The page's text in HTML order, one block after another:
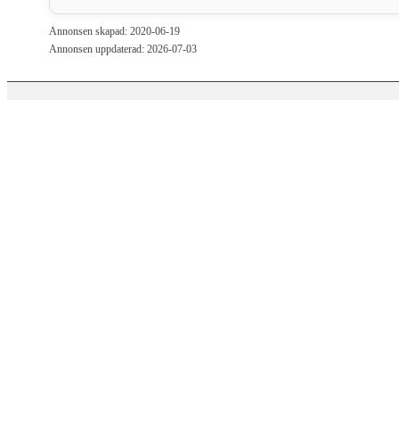
Annonsen skapad: 2020-06-19
Annonsen uppdaterad: 2026-07-03